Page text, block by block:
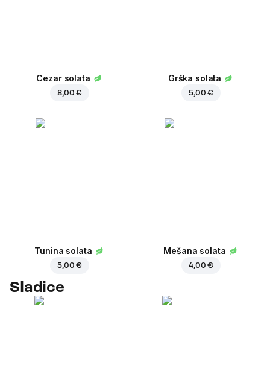
Cezar solata
8,00 €
Grška solata
5,00 €
Tunina solata
5,00 €
Mešana solata
4,00 €
Sladice